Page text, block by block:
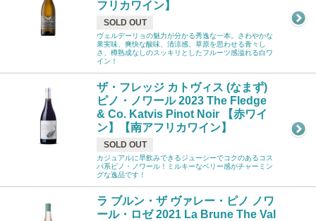
フリカワイン】
SOLD OUT
ヴェルデーリョの魅力が分かる秀逸な一本。さわやかな
果実味、爽快な酸味、清涼感、草原を思わせる青々し
さ、樽熟成なしのスッキリとしたフルーツ感溢れる白ワ
イン！
ザ・フレッジ カトヴィス (なまず)
ピノ・ノワール 2023 The Fledge
& Co. Katvis Pinot Noir 【赤ワイ
ン】【南アフリカワイン】
SOLD OUT
カジュアルに早飲みできるジューシーでコクのあるコス
パ系ピノ・ノワール！ミルキーなベリー感がチャーミン
グな逸品です！
ラ ブルン・ザ ヴァレー・ピノ ノワ
ール・ロゼ 2021 La Brune The Val